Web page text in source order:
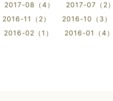
2017-08（4） 2017-07（2）
2016-11（2） 2016-10（3）
2016-02（1） 2016-01（4）